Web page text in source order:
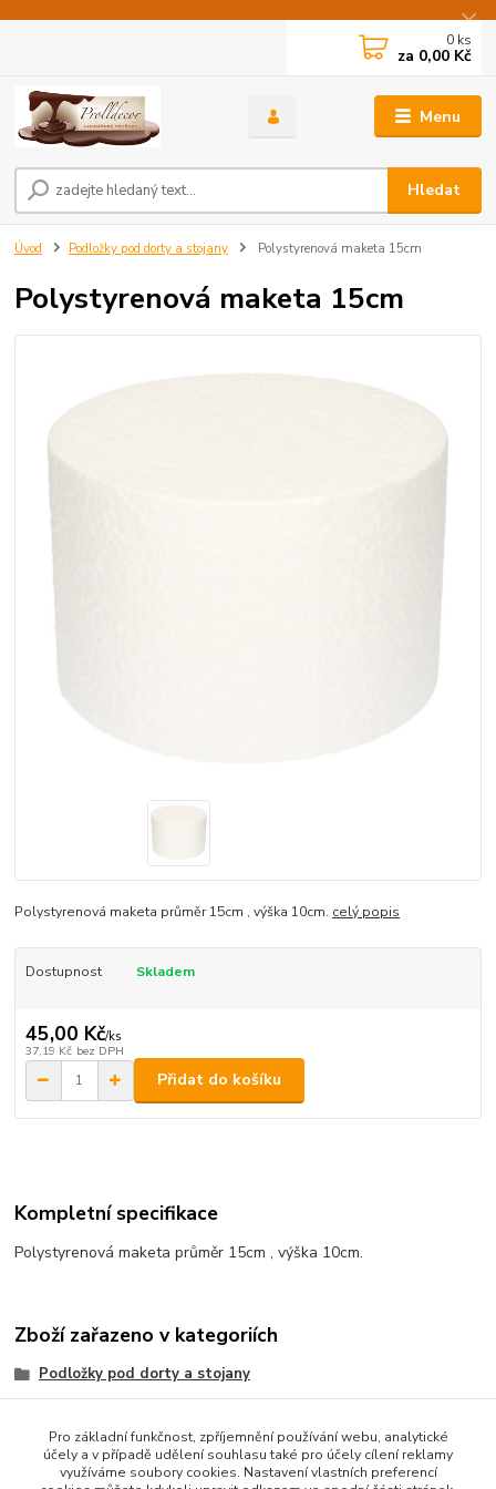
Menu
Hledat
0 ks
za 0,00 Kč
Úvod Podložky pod dorty a stojany Polystyrenová maketa 15cm
Polystyrenová maketa 15cm
Polystyrenová maketa průměr 15cm , výška 10cm. celý popis
Dostupnost Skladem
45,00 Kč/ks
37,19 Kč bez DPH
Přidat do košíku
Kompletní specifikace
Polystyrenová maketa průměr 15cm , výška 10cm.
Zboží zařazeno v kategoriích
Podložky pod dorty a stojany
Pro základní funkčnost, zpříjemnění používání webu, analytické
účely a v případě udělení souhlasu také pro účely cílení reklamy
využíváme soubory cookies. Nastavení vlastních preferencí